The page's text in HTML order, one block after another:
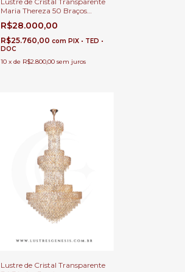
Maria Thereza 50 Braços
Cromado para Casas com Pé
Direito Duplo e Buffet
R$28.000,00
R$25.760,00 com PIX • TED •
DOC
10 x de R$2.800,00 sem juros
Lustre de Cristal Transparente